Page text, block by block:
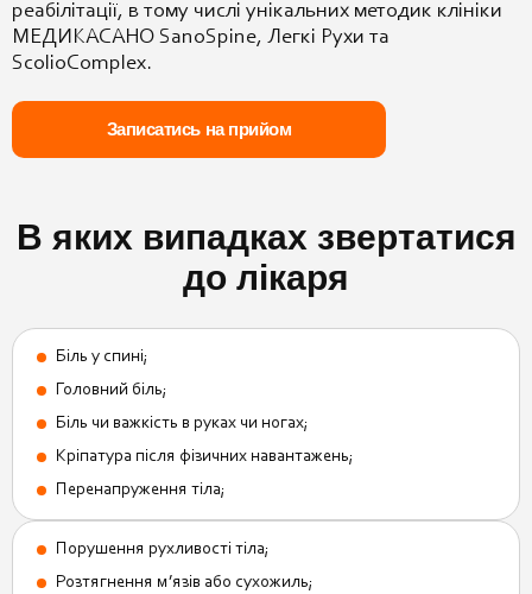
реабілітації, в тому числі унікальних методик клініки
МЕДИКАСАНО SanoSpine, Легкі Рухи та
ScolioComplex.
Записатись на прийом
В яких випадках звертатися
до лікаря
Біль у спині;
Головний біль;
Біль чи важкість в руках чи ногах;
Кріпатура після фізичних навантажень;
Перенапруження тіла;
Порушення рухливості тіла;
Розтягнення м’язів або сухожиль;